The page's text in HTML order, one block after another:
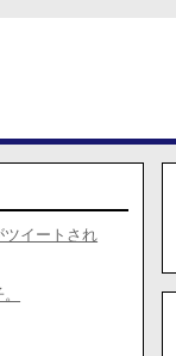
ツイートされ